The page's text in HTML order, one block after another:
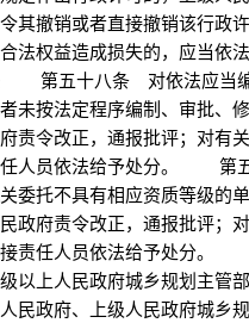
其撤销或者直接撤销该行政
法权益造成损失的，应当依法
第五十八条 对依法应当编
未按法定程序编制、审批、
责令改正，通报批评；对有
任人员依法给予处分。 第
委托不具有相应资质等级的
政府责令改正，通报批评；
接责任人员依法给予处分
以上人民政府城乡规划主管
民政府、上级人民政府城乡